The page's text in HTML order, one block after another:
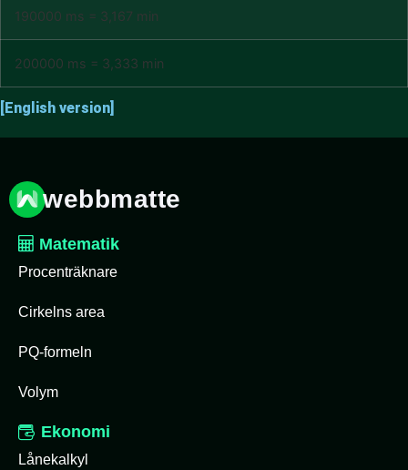
190000 ms = 3,167 min
200000 ms = 3,333 min
[English version]
webbmatte
Matematik
Procenträknare
Cirkelns area
PQ-formeln
Volym
Ekonomi
Lånekalkyl